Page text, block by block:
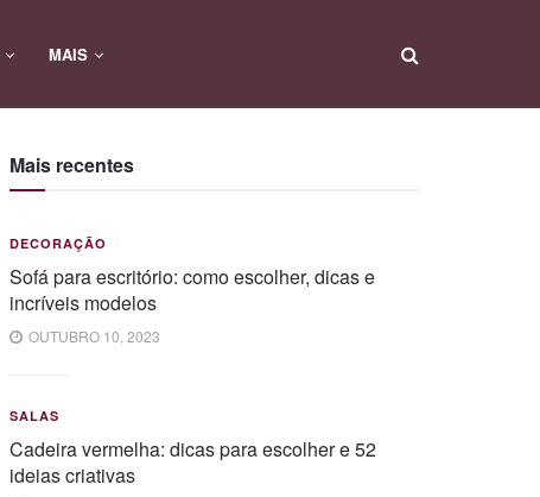
MAIS
Mais recentes
DECORAÇÃO
Sofá para escritório: como escolher, dicas e
incríveis modelos
OUTUBRO 10, 2023
SALAS
Cadeira vermelha: dicas para escolher e 52
ideias criativas